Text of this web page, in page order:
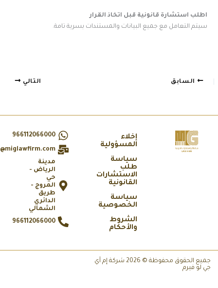
استشارة قانونية قبل اتخاذ القرار
التعامل مع جميع البيانات والمستندات بسرية تامة.
السابق التالي
إخلاء
المسؤولية
سياسة
طلب
الاستشارات
القانونية
سياسة
الخصوصية
الشروط
والأحكام
966112066000
info@miglawfirm.com
مدينة
الرياض -
المروج -
طريق
الدائري
الشمالي
966112066000
جميع الحقوق محفوظة © 2026 شركة إم آي
لو فيرم